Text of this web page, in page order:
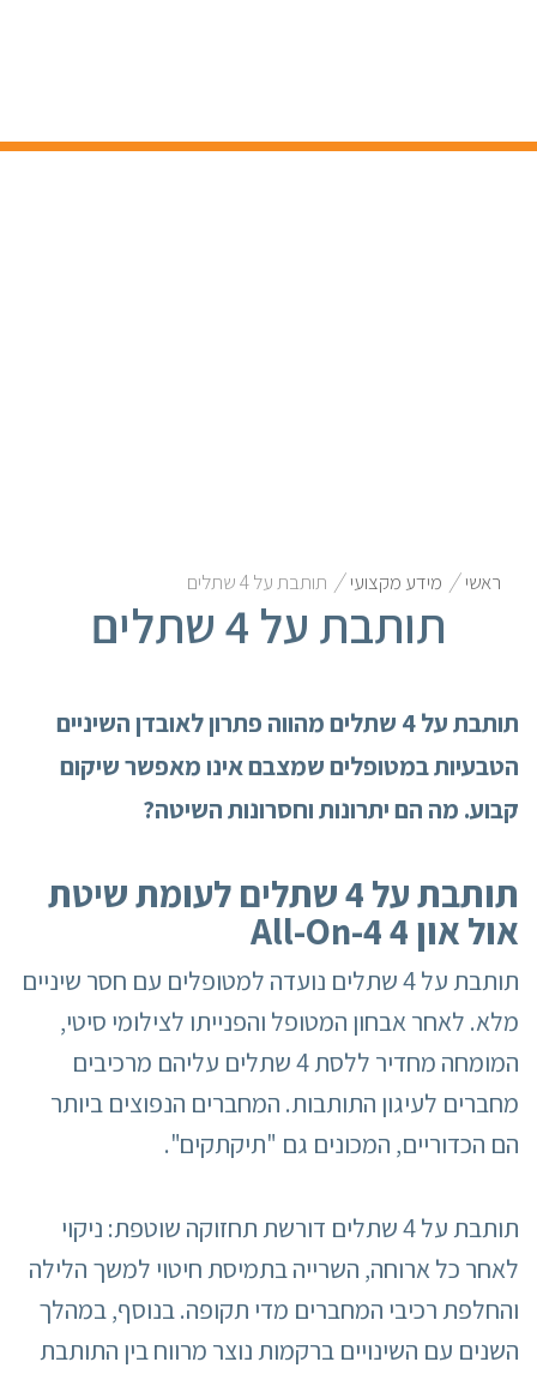
ראשי / מידע מקצועי / תותבת על 4 שתלים
תותבת על 4 שתלים
תותבת על 4 שתלים מהווה פתרון לאובדן השיניים
הטבעיות במטופלים שמצבם אינו מאפשר שיקום
קבוע. מה הם יתרונות וחסרונות השיטה?
תותבת על 4 שתלים לעומת שיטת
אול און 4 All-On-4
תותבת על 4 שתלים נועדה למטופלים עם חסר שיניים
מלא. לאחר אבחון המטופל והפנייתו לצילומי סיטי,
המומחה מחדיר ללסת 4 שתלים עליהם מרכיבים
מחברים לעיגון התותבות. המחברים הנפוצים ביותר
הם הכדוריים, המכונים גם "תיקתקים".
תותבת על 4 שתלים דורשת תחזוקה שוטפת: ניקוי
לאחר כל ארוחה, השרייה בתמיסת חיטוי למשך הלילה
והחלפת רכיבי המחברים מדי תקופה. בנוסף, במהלך
השנים עם השינויים ברקמות נוצר מרווח בין התותבת